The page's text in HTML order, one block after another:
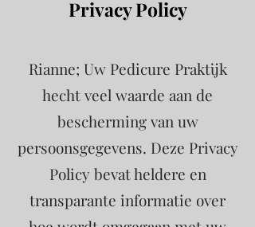
Privacy Policy
Rianne; Uw Pedicure Praktijk
hecht veel waarde aan de
bescherming van uw
persoonsgegevens. Deze Privacy
Policy bevat heldere en
transparante informatie over